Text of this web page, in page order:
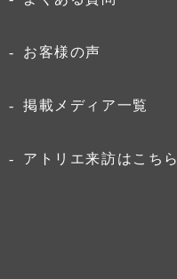
お客様の声
掲載メディア一覧
アトリエ来訪はこちら